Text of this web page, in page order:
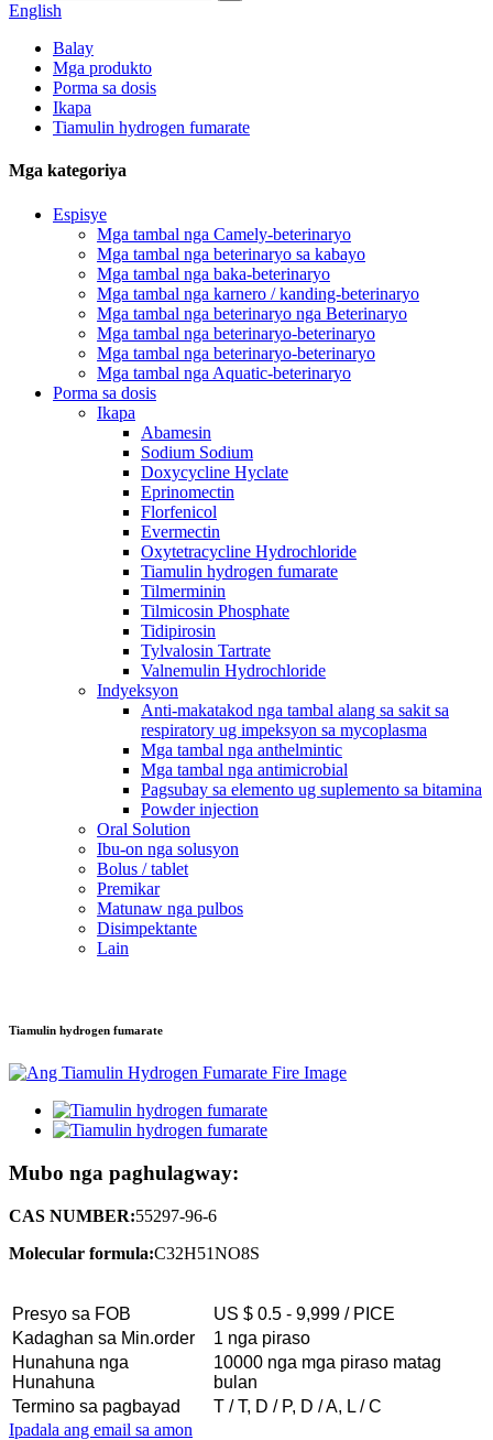
English
Balay
Mga produkto
Porma sa dosis
Ikapa
Tiamulin hydrogen fumarate
Mga kategoriya
Espisye
Mga tambal nga Camely-beterinaryo
Mga tambal nga beterinaryo sa kabayo
Mga tambal nga baka-beterinaryo
Mga tambal nga karnero / kanding-beterinaryo
Mga tambal nga beterinaryo nga Beterinaryo
Mga tambal nga beterinaryo-beterinaryo
Mga tambal nga beterinaryo-beterinaryo
Mga tambal nga Aquatic-beterinaryo
Porma sa dosis
Ikapa
Abamesin
Sodium Sodium
Doxycycline Hyclate
Eprinomectin
Florfenicol
Evermectin
Oxytetracycline Hydrochloride
Tiamulin hydrogen fumarate
Tilmerminin
Tilmicosin Phosphate
Tidipirosin
Tylvalosin Tartrate
Valnemulin Hydrochloride
Indyeksyon
Anti-makatakod nga tambal alang sa sakit sa
respiratory ug impeksyon sa mycoplasma
Mga tambal nga anthelmintic
Mga tambal nga antimicrobial
Pagsubay sa elemento ug suplemento sa bitamina
Powder injection
Oral Solution
Ibu-on nga solusyon
Bolus / tablet
Premikar
Matunaw nga pulbos
Disimpektante
Lain
Tiamulin hydrogen fumarate
Mubo nga paghulagway:
CAS NUMBER:55297-96-6
Molecular formula:C32H51NO8S
Presyo sa FOB
US $ 0.5 - 9,999 / PICE
Kadaghan sa Min.order
1 nga piraso
Hunahuna nga
Hunahuna
10000 nga mga piraso matag
bulan
Termino sa pagbayad
T / T, D / P, D / A, L / C
Ipadala ang email sa amon